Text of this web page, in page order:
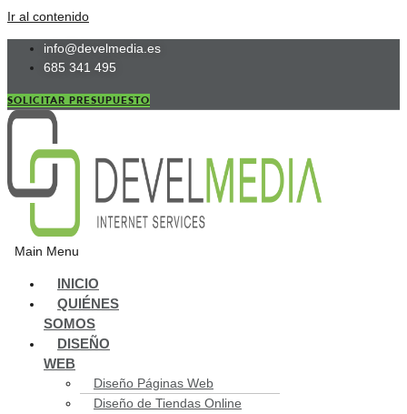
Ir al contenido
info@develmedia.es
685 341 495
SOLICITAR PRESUPUESTO
Main Menu
INICIO
QUIÉNES
SOMOS
DISEÑO
WEB
Diseño Páginas Web
Diseño de Tiendas Online